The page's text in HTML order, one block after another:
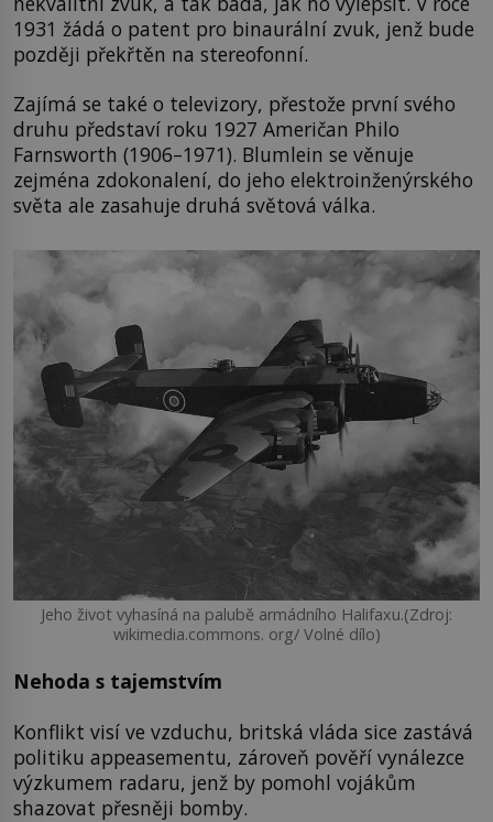
1931 žádá o patent pro binaurální zvuk, jenž bude
později překřtěn na stereofonní.
Zajímá se také o televizory, přestože první svého
druhu představí roku 1927 Američan Philo
Farnsworth (1906–1971). Blumlein se věnuje
zejména zdokonalení, do jeho elektroinženýrského
světa ale zasahuje druhá světová válka.
Jeho život vyhasíná na palubě armádního Halifaxu.(Zdroj:
wikimedia.commons. org/ Volné dílo)
Nehoda s tajemstvím
Konflikt visí ve vzduchu, britská vláda sice zastává
politiku appeasementu, zároveň pověří vynálezce
výzkumem radaru, jenž by pomohl vojákům
shazovat přesněji bomby.